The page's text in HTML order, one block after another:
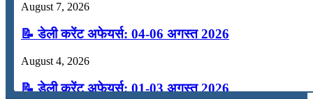
मॉक टेस्ट
टुडेज जीके
August 7, 2026
📝 डेली करेंट अफेयर्स: 04-06 अगस्त 2026
August 4, 2026
📝 डेली करेंट अफेयर्स: 01-03 अगस्त 2026